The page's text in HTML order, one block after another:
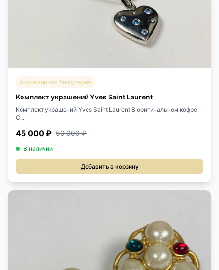
Антикварная бижутерия
Комплект украшений Yves Saint Laurent
Комплект украшений Yves Saint Laurent В оригинальном кофре
С...
45 000 ₽ 50 000 ₽
В наличии
Добавить в корзину